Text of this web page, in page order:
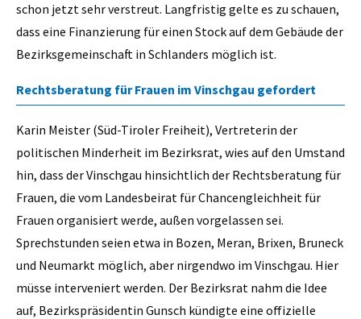
schon jetzt sehr verstreut. Langfristig gelte es zu schauen,
dass eine Finanzierung für einen Stock auf dem Gebäude der
Bezirksgemeinschaft in Schlanders möglich ist.
Rechtsberatung für Frauen im Vinschgau gefordert
Karin Meister (Süd-Tiroler Freiheit), Vertreterin der
politischen Minderheit im Bezirksrat, wies auf den Umstand
hin, dass der Vinschgau hinsichtlich der Rechtsberatung für
Frauen, die vom Landesbeirat für Chancengleichheit für
Frauen organisiert werde, außen vorgelassen sei.
Sprechstunden seien etwa in Bozen, Meran, Brixen, Bruneck
und Neumarkt möglich, aber nirgendwo im Vinschgau. Hier
müsse interveniert werden. Der Bezirksrat nahm die Idee
auf, Bezirkspräsidentin Gunsch kündigte eine offizielle